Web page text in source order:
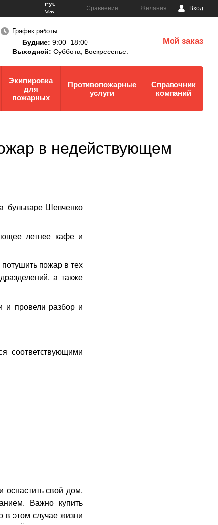
Рус
Укр
Сравнение Желания Вход
График работы:
Будние: 9:00–18:00
Выходной: Суббота, Воскресенье.
Мой заказ
Экипировка
для
пожарных
Противопожарные
услуги
Справочник
компаний
в недействующем
бульваре Шевченко
летнее кафе и
пожар в тех
а также
и провели разбор и
соответствующими
оснастить cвой дом,
Важно купить
в этом случае жизни